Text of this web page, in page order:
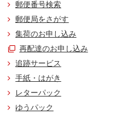
郵便番号検索
郵便局をさがす
集荷のお申し込み
再配達のお申し込み
追跡サービス
手紙・はがき
レターパック
ゆうパック